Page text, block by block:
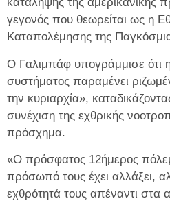
γεγονός που θεωρείται ως η
Καταπολέμησης της
Ο Γαλιμπάφ υπογράμμισε ότι
συστήματος παραμένει
την κυριαρχία»,
συνέχιση της εχθρικής
πρόσχημα.
«Ο πρόσφατος 12ήμερος
πρόσωπό τους έχει αλλάξει,
εχθρότητά τους απέναντι στα